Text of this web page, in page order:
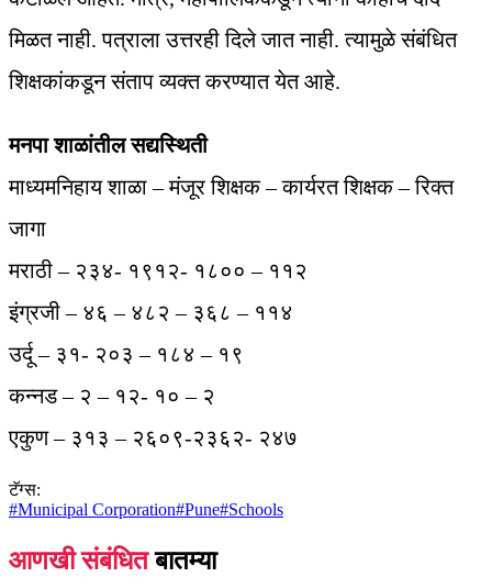
मिळत नाही. पत्राला उत्तरही दिले जात नाही. त्यामुळे संबंधित
शिक्षकांकडून संताप व्यक्त करण्यात येत आहे.
मनपा शाळांतील सद्यस्थिती
माध्यमनिहाय शाळा – मंजूर शिक्षक – कार्यरत शिक्षक – रिक्त
जागा
मराठी – २३४- १९१२- १८०० – ११२
इंग्रजी – ४६ – ४८२ – ३६८ – ११४
उर्दू – ३१- २०३ – १८४ – १९
कन्नड – २ – १२- १० – २
एकुण – ३१३ – २६०९-२३६२- २४७
टॅग्स:
#Municipal Corporation#Pune#Schools
आणखी संबंधित बातम्या